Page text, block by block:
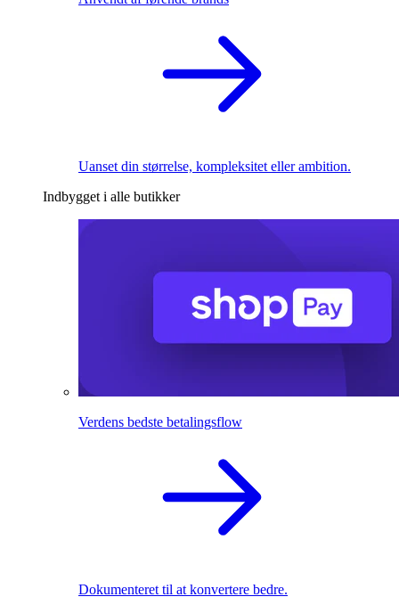
Uanset din størrelse, kompleksitet eller ambition.
Indbygget i alle butikker
Verdens bedste betalingsflow
Dokumenteret til at konvertere bedre.